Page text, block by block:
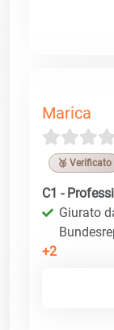
Marica
🥉 Verificato
C1 -
Giurato
+2